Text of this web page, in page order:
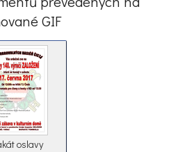
GIF
oslavy